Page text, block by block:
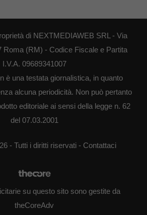
di NEXTMEDIAWEB SRL - Via
Roma (RM) - Codice Fiscale e Partita
I.V.A. 09689341007
è una testata giornalistica, in quanto
alcuna periodicità. Non può pertanto
editoriale ai sensi della legge n. 62
del 07.03.2001
- Tutti i diritti riservati - Contattaci
su questo sito sono gestite da
theCoreAdv